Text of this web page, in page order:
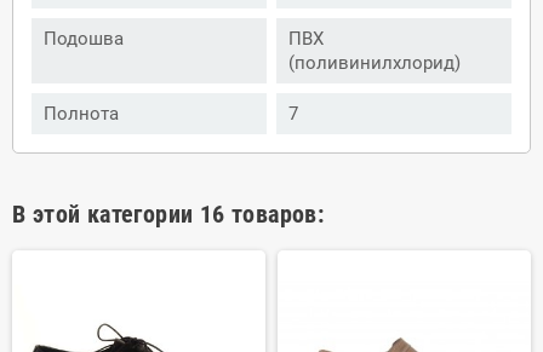
Подошва
ПВХ
(поливинилхлорид)
Полнота 7
В этой категории 16 товаров: